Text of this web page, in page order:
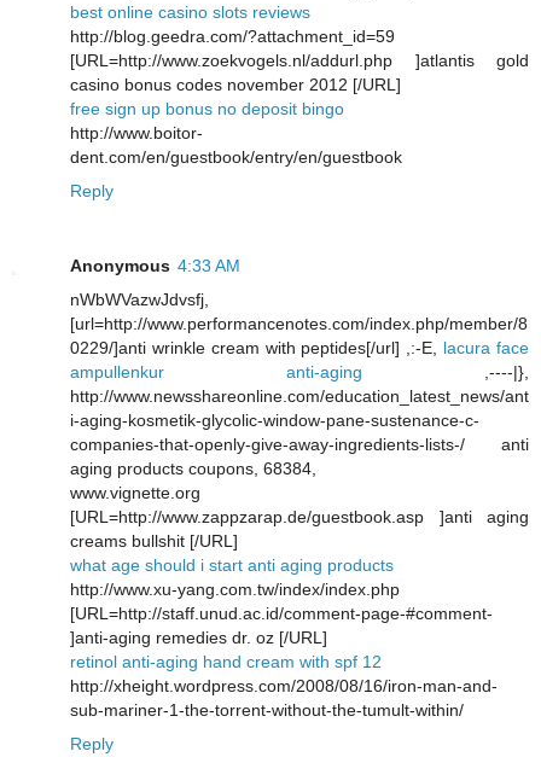
best online casino slots reviews
http://blog.geedra.com/?attachment_id=59
[URL=http://www.zoekvogels.nl/addurl.php ]atlantis gold
casino bonus codes november 2012 [/URL]
free sign up bonus no deposit bingo
http://www.boitor-
dent.com/en/guestbook/entry/en/guestbook
Reply
Anonymous 4:33 AM
nWbWVazwJdvsfj,
[url=http://www.performancenotes.com/index.php/member/8
0229/]anti wrinkle cream with peptides[/url] ,:-E, lacura face
ampullenkur anti-aging ,----|},
http://www.newsshareonline.com/education_latest_news/ant
i-aging-kosmetik-glycolic-window-pane-sustenance-c-
companies-that-openly-give-away-ingredients-lists-/ anti
aging products coupons, 68384,
www.vignette.org
[URL=http://www.zappzarap.de/guestbook.asp ]anti aging
creams bullshit [/URL]
what age should i start anti aging products
http://www.xu-yang.com.tw/index/index.php
[URL=http://staff.unud.ac.id/comment-page-#comment-
]anti-aging remedies dr. oz [/URL]
retinol anti-aging hand cream with spf 12
http://xheight.wordpress.com/2008/08/16/iron-man-and-
sub-mariner-1-the-torrent-without-the-tumult-within/
Reply